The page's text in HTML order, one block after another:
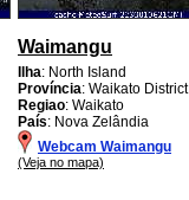
Waimangu
Ilha: North Island
Província: Waikato District
Regiao: Waikato
País: Nova Zelândia
Webcam Waimangu
(Veja no mapa)